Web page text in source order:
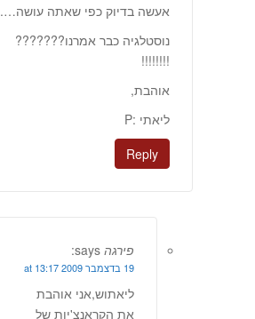
אעשה בדיוק כפי שאתה עושה….
נוסטלגיה כבר אמרנו???????
!!!!!!!!
אוהבת,
ליאתי :P
Reply
פירגה says:
19 בדצמבר 2009 at 13:17
ליאתוש,אני אוהבת
את הקראנצ'יות של